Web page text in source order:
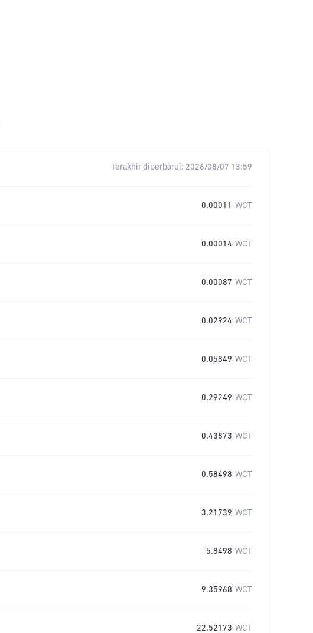
Terakhir diperbarui: 2026/08/07 13:59
0.00011 WCT
0.00014 WCT
0.00087 WCT
0.02924 WCT
0.05849 WCT
0.29249 WCT
0.43873 WCT
0.58498 WCT
3.21739 WCT
5.8498 WCT
9.35968 WCT
22.52173 WCT